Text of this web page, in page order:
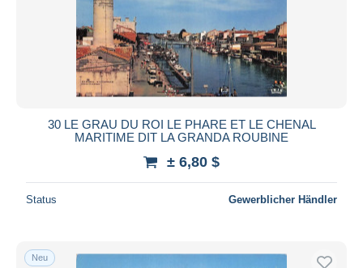
30 LE GRAU DU ROI LE PHARE ET LE CHENAL
MARITIME DIT LA GRANDA ROUBINE
± 6,80 $
Status Gewerblicher Händler
Neu